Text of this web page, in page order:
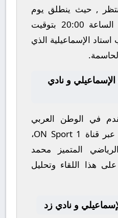
, حيث ينطلق يوم
20:00 بتوقيت
استاد الإسماعيلية الذي
الإسماعيلي و نادي
في الوطن العربي
قناة ON Sport 1،
المتميز محمد
هذا اللقاء وتحليل
و نادي زد